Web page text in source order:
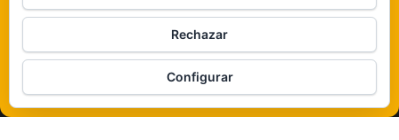
De ninguna manera
Veámos que hay aquí
Política de cookies
Funciona gracias aWordPress |Tema:Envo Magazine
Rechazar
Configurar